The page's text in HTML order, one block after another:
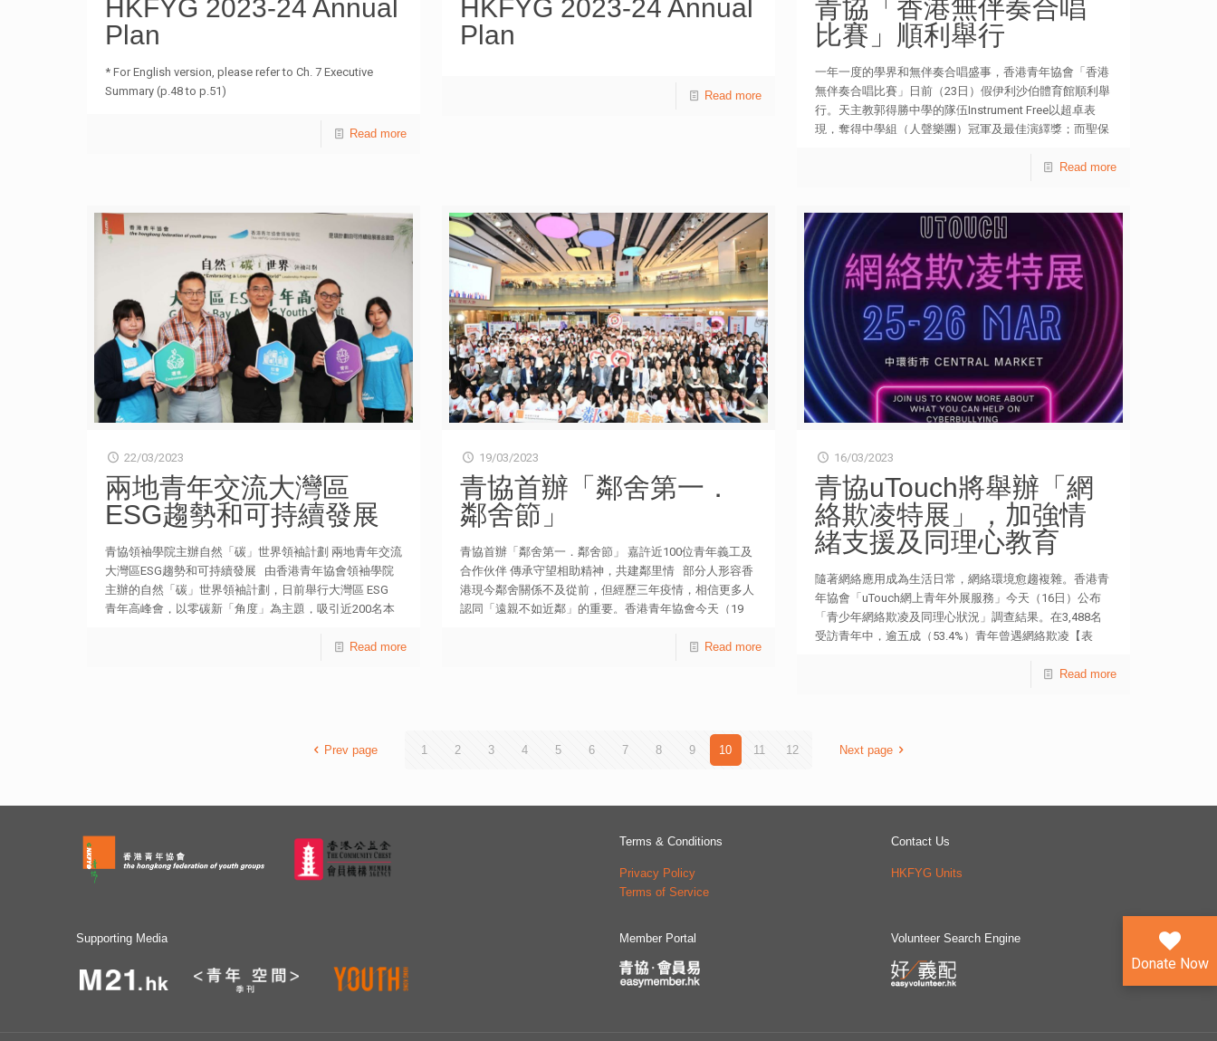
議政府加強公私營協作，特別是希望推動一人一病歷，在
病人的同意下全面連接公私營醫療雲端網絡，不但有效進
行遙距監察，更可協助病人透過社區醫療網絡預約合適的
醫療健康藍圖》提到政府要推動基層醫療健康改革，建立
時職位推廣健康篩查，並與商界合力推動「運動友善計
劃」，例如為符合特定運動或健康條件的人士提供保費減
免，以鼓勵市民恆常運動，建立健康的生活習慣。 青協
自去年6月推出的「起步為香港」青年計劃，年內將凝聚
逾20,000名青年，以參與「社區建設」、「經濟建設」和
「灣區建設」為重點，期望協力為香港開創新景象。全新
網上節目《傾．盡全力》為「起步為香港」的焦點項目之
一，共五個專題範疇陸續推出。詳情可瀏覽網站
hkfyg.org.hk/stepping-forward-with-commitment-to-
hk。
青協將持續舉辦各類交流及體驗活動，積極推動青年認識
國家觀和世界觀，培育多元發展。另一團長黃嘉純表示，
術產業的開發區，其創意和創新能力值得本地青年深入探
究和學習。他們亦感謝港鐵公司、中央政府駐港聯絡辦青
年工作部、廣東海外聯誼會和廣東省青年聯合會的全力支
援，以及全港逾30間中學的熱心參與。 「高鐵青年號」
港聯絡辦青年工作部、廣東海外聯誼會和廣東省青年聯合
位青年分成六組，體驗先進3D列印科技、智慧建築機械
人、無人駕駛技術、氫能科技、創新污水及固體廢物處理
技術，另參觀創意園、廣州氣象衛星地面站及南風古灶
等，了解高鐵網路建設，並探索大灣區內廣州和佛山的創
新科技發展。詳情可瀏覽網站dragonfoundation.net。
傳媒查詢︰ 香港青年協會傳訊經理 何詠筠女士 電話︰
3755 7044 香港青年協會傳訊幹事 劉嘉裕女士 電話︰
3755 7010
HKFYG 2023-24 Annual
Plan
* For English version, please refer to Ch. 7 Executive
Summary (p.48 to p.51)
Read more
HKFYG 2023-24 Annual
Plan
Read more
青協「香港無伴奏合唱
比賽」順利舉行
一年一度的學界和無伴奏合唱盛事，香港青年協會「香港
無伴奏合唱比賽」日前（23日）假伊利沙伯體育館順利舉
行。天主教郭得勝中學的隊伍Instrument Free以超卓表
現，奪得中學組（人聲樂團）冠軍及最佳演繹獎；而聖保
小組）冠軍及傑出表現獎。 天主教郭得勝中學的隊伍
始組隊，各成員已建立深厚友誼，疫情期間沒有鬆懈，嘗
試網上練習，去年開學可面對面練歌，效果出奇地合拍，
加上是中學生涯最後一年，社會復常後終於可以參賽，機
會難得。」他們感謝學校、音樂老師和無伴奏合唱導師的
悉心栽培，並達成心願贏得比賽冠軍。 而流行音樂合唱
中學組亞軍由香港青年協會李兆基書院的隊伍Cosmos奪
得，他們由六位中三至中五學生組成，對獲獎感到驚喜和
意外，「非常欣賞其他參賽隊伍的風格、合拍節奏和舞台
走位，眼界大開，期望明年挑戰高難度，並在改編曲目下
功夫，可繼續參賽和再下一城。」 青協督導主任黃秀儀
祝賀獲獎隊伍，讚揚學生將團隊精神發揮得淋漓盡致，展
合唱比賽，完全感受到青年踏上舞台全情投入和興奮雀躍
項目之一，希望以各種形式，將無伴奏合唱帶到學校和社
區。她感謝來自海外及本地的評審，特別感謝香港藝術發
展局支持是次比賽，青協文化藝術組將繼續推動無伴奏合
唱教育和藝術交流。 「香港無伴奏合唱比賽」獲香港藝
獎得主黃學揚、美國Freedom’s Boombox成員Alfredo
Austin、著名聲樂導師陳傑龍、日本世界知名人聲敲擊家
北村嘉一郎、姬聲雅士創團成員兼港澳當代無伴奏合唱
（阿卡貝拉）協會創辦人馮國東，以及美國Pipeline Vocal
動本地無伴奏合唱發展，開拓更多青年參與文化藝術的機
獎（非學校組）」；而「香港國際無伴奏合唱節」、「無
中學，Na Anela 亞軍 嘉諾撒聖心書院 季軍 香港培道中學
College Hong Kong，ICHK 中學組（人聲樂團） 獎項 學
校及隊伍 冠軍 天主教郭得勝中學，Instrument Free 亞軍
香港青年協會李兆基書院，Cosmos 季軍 聖士提反書院，
Read more
22/03/2023
兩地青年交流大灣區
ESG趨勢和可持續發展
青協領袖學院主辦自然「碳」世界領袖計劃 兩地青年交流
大灣區ESG趨勢和可持續發展 由香港青年協會領袖學院
主辦的自然「碳」世界領袖計劃，日前舉行大灣區 ESG
青年高峰會，以零碳新「角度」為主題，吸引近200名本
業領袖以及政商界代表，就可持續發展分享真知灼見，啟
的重要性，勉勵年輕一代透過不同活動培養國家觀和世界
觀，盼日後可將環保綠色構思，以跨地域及跨界別實行。
氣候適應措施，期望與各業界一起合作，並樂見大灣區與
本港青年互相交流。 麥肯錫大中華區主席兼青協可持續
發展委員會主席倪以理擔任主題演講嘉賓，他以自身剛到
題。他亦鼓勵青年以ESG為職涯發展選項，並積極裝備成
ESG 趨勢、負責任消費及生產；ESG與大灣區創業及發展
機遇；以及ESG投資的討論，讓在場及線上參與的青年，
Read more
19/03/2023
青協首辦「鄰舍第一．
鄰舍節」
青協首辦「鄰舍第一．鄰舍節」 嘉許近100位青年義工及
合作伙伴 傳承守望相助精神，共建鄰里情 部分人形容香
港現今鄰舍關係不及從前，但經歷三年疫情，相信更多人
認同「遠親不如近鄰」的重要。香港青年協會今天（19
作伙伴，感謝他們對社區的付出及貢獻。 民政及青年事
擔任主禮團嘉賓。 香港青年協會總幹事何永昌表示，
「鄰舍第一」社區計劃推行至今逾十年，青年積極發揮鄰
送贈大米高達330萬公斤，每月由青年義工協助送贈予基
由資深青年義工組成的青協「鄰舍第一‧青年圓桌」，首
屆主席杜美怡及現任主席王梓鰻均認同，鄰舍間應展現守
區建設中發揮重要角色。 「鄰舍第一．鄰舍節」透過四
「可持續發展」及「歷史長廊」，一方面展現過去十年的
服務成果，另方面介紹青年的創新創意，運用科技和環保
Read more
16/03/2023
青協uTouch將舉辦「網
絡欺凌特展」，加強情
緒支援及同理心教育
隨著網絡應用成為生活日常，網絡環境愈趨複雜。香港青
年協會「uTouch網上青年外展服務」今天（16日）公布
「青少年網絡欺凌及同理心狀況」調查結果。在3,488名
受訪青年中，逾五成（53.4%）青年曾遇網絡欺凌【表
2】。uTouch將於本月25及26日於中環街市舉辦「網絡欺
年，了解他們對網絡欺凌的應對和心態。調查發現，遇上
（22.1%）；只有兩成三（23.5%）會「向網站管理員檢舉
（9.2%）【表3】。問及目睹事件而沒有作出行動的原
幫助受害人，亦不知從何入手。 當遇上網絡欺凌時，最
多受訪青年出現的感受是同情（38.4%），其次是傷心／
難過（38％）、不忿（35.5%）及無助（31.4%）【表
Read more
Prev page 1 2 3 4 5 6 7 8 9 10 11 12 Next page
Terms & Conditions
Privacy Policy
Terms of Service
Contact Us
HKFYG Units
Supporting Media Member Portal Volunteer Search Engine
Donate Now